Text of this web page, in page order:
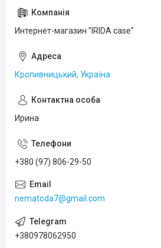
Интернет-магазин "IRIDA case"
Кропивницький, Україна
Ирина
+380 (97) 806-29-50
nematoda7@gmail.com
+380978062950